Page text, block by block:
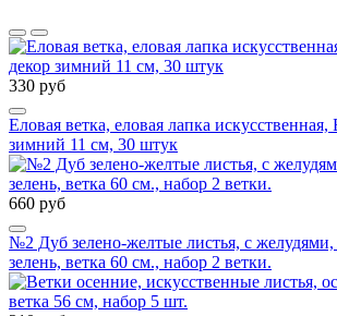
330 руб
Еловая ветка, еловая лапка искусственная,
зимний 11 см, 30 штук
660 руб
№2 Дуб зелено-желтые листья, с желудями,
зелень, ветка 60 см., набор 2 ветки.